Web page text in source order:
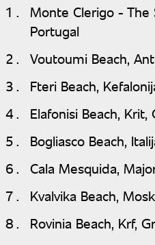
Monte Clerigo - The
Portugal
Voutoumi Beach,
Fteri Beach,
Elafonisi Beach, Krit,
Bogliasco Beach,
Cala Mesquida,
Kvalvika Beach,
Rovinia Beach, Krf,